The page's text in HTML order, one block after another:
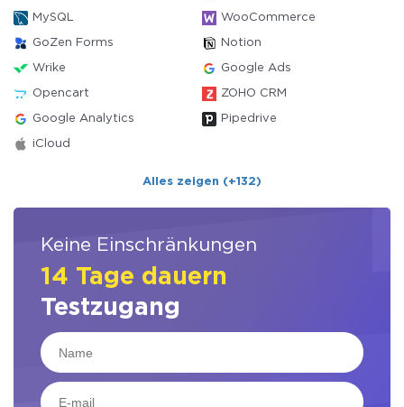
MySQL WooCommerce
GoZen Forms Notion
Wrike Google Ads
Opencart ZOHO CRM
Google Analytics Pipedrive
iCloud
Alles zeigen (+132)
Keine Einschränkungen
14 Tage dauern
Testzugang